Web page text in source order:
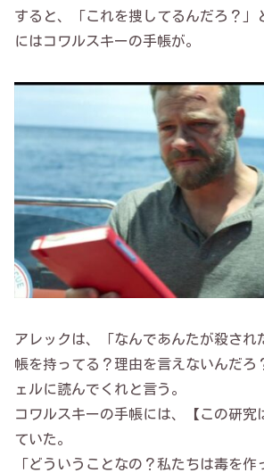
すると、「これを捜してるんだろ？」
にはコワルスキーの手帳が。
アレックは、「なんであんたが殺され
帳を持ってる？理由を言えないんだろ
ェルに読んでくれと言う。
コワルスキーの手帳には、【この研究
ていた。
「どういうことなの？私たちは毒を作